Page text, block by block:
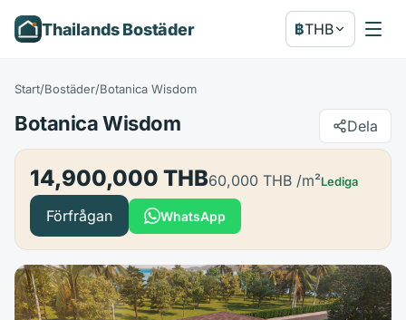
Thailands Bostäder ฿THB
Start/Bostäder/Botanica Wisdom
Botanica Wisdom Dela
14,900,000 THB60,000 THB /m²Lediga
Förfrågan WhatsApp